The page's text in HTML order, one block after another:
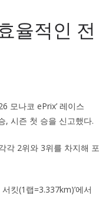
율적인 전
모나코 ePrix’ 레이스
, 시즌 첫 승을 신고했다.
각 2위와 3위를 차지해 포
킷(1랩=3.337km)’에서